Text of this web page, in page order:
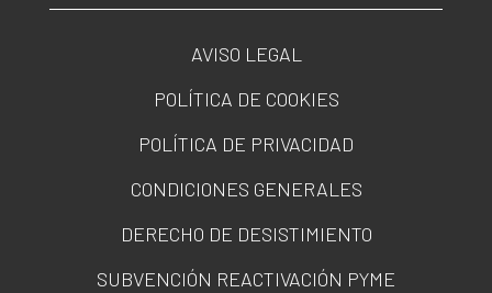
AVISO LEGAL
POLÍTICA DE COOKIES
POLÍTICA DE PRIVACIDAD
CONDICIONES GENERALES
DERECHO DE DESISTIMIENTO
SUBVENCIÓN REACTIVACIÓN PYME